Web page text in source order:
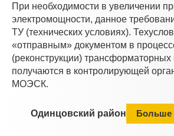
При необходимости в увеличении
электромощности, данное
ТУ (технических условиях).
«отправным» документом в
(реконструкции) трансформаторных
получаются в контролирующей
МОЭСК.
Одинцовский район Больше